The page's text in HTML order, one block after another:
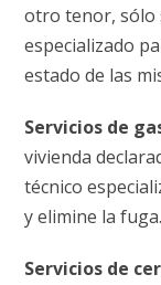
otro tenor, sólo
especializado
estado de las
Servicios de
vivienda
técnico
y elimine la fuga.
Servicios de